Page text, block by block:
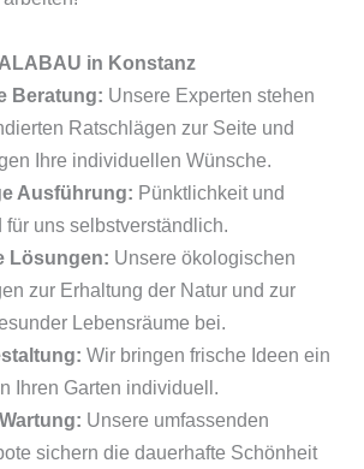
in Konstanz
Beratung: Unsere Experten stehen
Ratschlägen zur Seite und
Ihre individuellen Wünsche.
Ausführung: Pünktlichkeit und
für uns selbstverständlich.
Lösungen: Unsere ökologischen
zur Erhaltung der Natur und zur
Lebensräume bei.
Wir bringen frische Ideen ein
Ihren Garten individuell.
Unsere umfassenden
sichern die dauerhafte Schönheit